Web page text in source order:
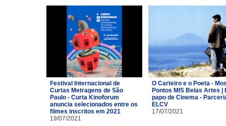
Festival Internacional de
Curtas Metragens de São
Paulo - Curta Kinoforum
anuncia selecionados entre os
filmes inscritos em 2021
19/07/2021
O Carteiro e o Poeta -
Pontos MIS Belas Artes |
papo de Cinema -
ELCV
17/07/2021